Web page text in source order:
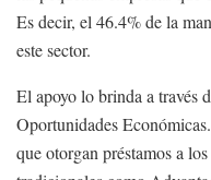
Es decir, el 46.4% de la
este sector.
El apoyo lo brinda a través
Oportunidades
que otorgan préstamos a